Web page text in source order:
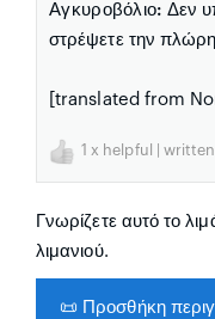
Αγκυροβόλιο: Δεν
στρέψετε την
[translated from
1 x helpful | written
Γνωρίζετε αυτό το
λιμανιού.
📜 Προσθήκη